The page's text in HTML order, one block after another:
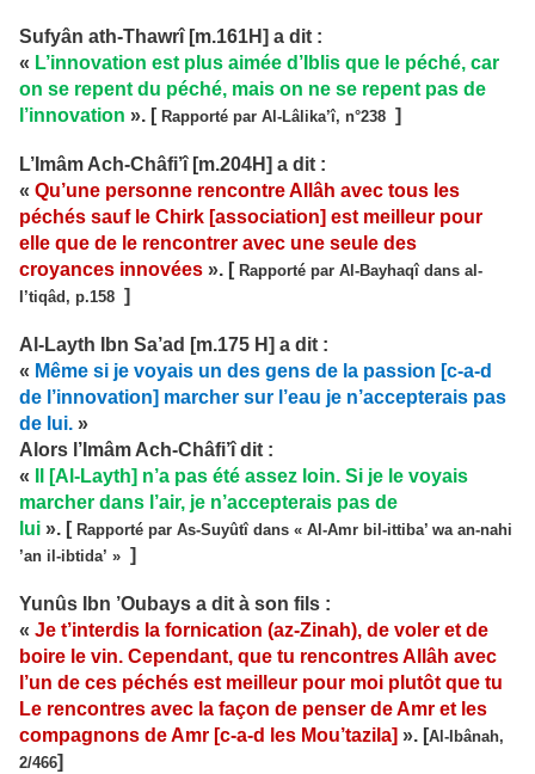
Sufyân ath-Thawrî [m.161H] a dit :
« L’innovation est plus aimée d’Iblis que le péché, car
on se repent du péché, mais on ne se repent pas de
l’innovation ». [ Rapporté par Al-Lâlika’î, n°238 ]
L’Imâm Ach-Châfi’î [m.204H] a dit :
« Qu’une personne rencontre Allâh avec tous les
péchés sauf le Chirk [association] est meilleur pour
elle que de le rencontrer avec une seule des
croyances innovées ». [ Rapporté par Al-Bayhaqî dans al-
I’tiqâd, p.158 ]
Al-Layth Ibn Sa’ad [m.175 H] a dit :
« Même si je voyais un des gens de la passion [c-a-d
de l’innovation] marcher sur l’eau je n’accepterais pas
de lui. »
Alors l’Imâm Ach-Châfi’î dit :
«
Il [Al-Layth] n’a pas été assez loin. Si je le voyais
marcher dans l’air, je n’accepterais pas de
lui ». [ Rapporté par As-Suyûtî dans « Al-Amr bil-ittiba’ wa an-nahi
’an il-ibtida’ » ]
Yunûs Ibn ’Oubays a dit à son fils :
« Je t’interdis la fornication (az-Zinah), de voler et de
boire le vin. Cependant, que tu rencontres Allâh avec
l’un de ces péchés est meilleur pour moi plutôt que tu
Le rencontres avec la façon de penser de Amr et les
compagnons de Amr [c-a-d les Mou’tazila] ». [Al-Ibânah,
2/466]